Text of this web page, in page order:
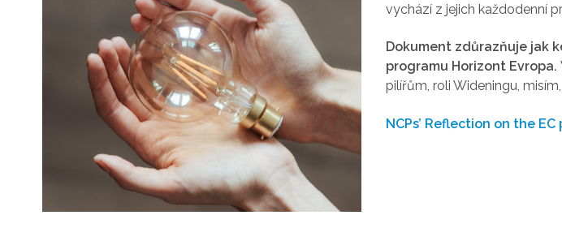
vychází z jejich každodenní
Dokument zdůrazňuje jak
programu Horizont Evropa.
pilířům, roli Wideningu,
NCPs’ Reflection on the